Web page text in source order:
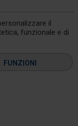
il
funzionale e di
FUNZIONI